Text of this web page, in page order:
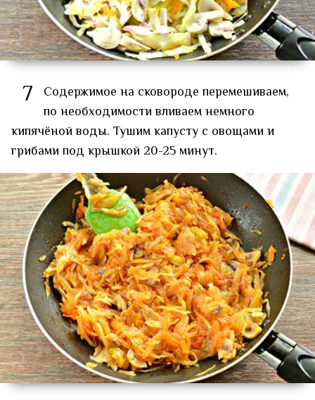
7
Содержимое на сковороде перемешиваем,
по необходимости вливаем немного
кипячёной воды. Тушим капусту с овощами и
грибами под крышкой 20-25 минут.